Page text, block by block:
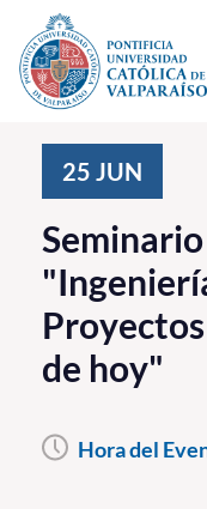
Click acá para ir
Investigación,
PUCV Internacional
Vinculación con el
Admisión
Pregrado
25 JUN
de hoy"
Hora del